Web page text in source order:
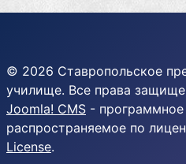
© 2026 Ставропольское
училище. Все права
Joomla! CMS - программное
распространяемое по
License.